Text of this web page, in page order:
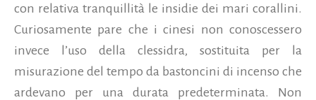
con relativa tranquillità le insidie dei mari corallini.
Curiosamente pare che i cinesi non conoscessero
invece l’uso della clessidra, sostituita per la
misurazione del tempo da bastoncini di incenso che
ardevano per una durata predeterminata. Non